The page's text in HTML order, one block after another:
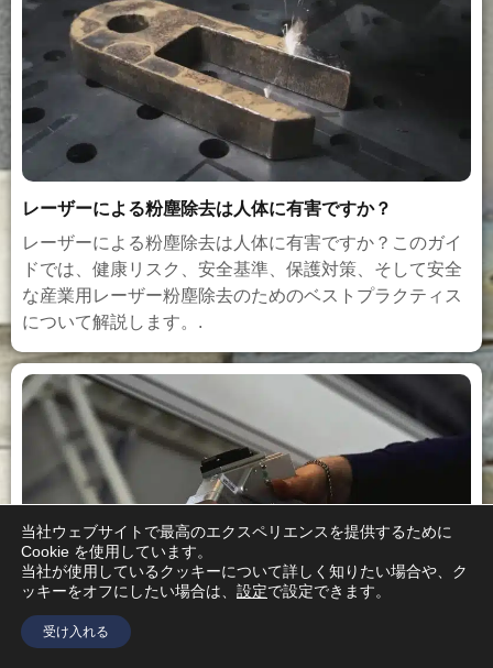
レーザーによる粉塵除去は人体に有害ですか？
レーザーによる粉塵除去は人体に有害ですか？このガイ
ドでは、健康リスク、安全基準、保護対策、そして安全
な産業用レーザー粉塵除去のためのベストプラクティス
について解説します。.
当社ウェブサイトで最高のエクスペリエンスを提供するために
Cookie を使用しています。
当社が使用しているクッキーについて詳しく知りたい場合や、ク
ッキーをオフにしたい場合は、 設定で設定できます。
受け入れる